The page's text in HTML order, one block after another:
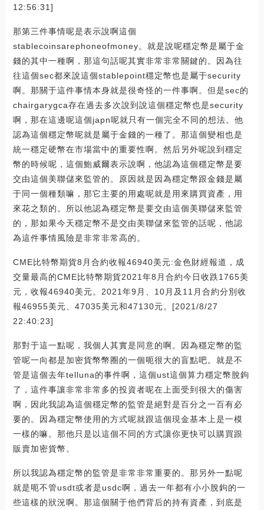
12:56:31]
那第三件事情呢是表示說啊這個
stablecoinsarephoneofmoney。就是說呢穩定幣是屬于金
錢的其中一種啊，那這句話呢其實非常非常關鍵的。因為往
往這個sec都來說這個stablepoint穩定幣也是屬于security
啊。那關于這件事情本身就是很奇怪的一件事啊。但是sec的
chairgarygca存在過去多次說到說這個穩定幣也是security
啊，那在這邊呢這個japn呢就只有一個完全不同的想法。他
認為這個穩定幣呢就是屬于金錢的一種了。那這個變相也是
統一穩定硬幣在市場當中的重要性啊。然后另外呢說到穩定
幣的時候呢，這個鮑威爾表示說啊，他認為這個穩定幣是要
交由這個美聯儲來監管的。原因就是因為穩定幣跟金錢是屬
于同一個種類嘛，那它主要的用處呢就是用來購買資產，用
來花之類的。所以他認為穩定幣是要交由這個美聯儲來監管
的，那如果今天穩定幣不是交由美聯儲來監管的話呢，他認
為這件事情風險是非常非常高的。
CME比特幣期貨8月合約收報46940美元:金色財經報道，成
交量最高的CME比特幣期貨2021年8月合約今日收跌1765美
元，收報46940美元。2021年9月、10月及11月合約分別收
報46955美元、47035美元和47130元。[2021/8/27
22:40:23]
那對于這一點呢，我個人其實是同意的啊。因為穩定幣的監
管呢一向都是加密貨幣幣圈的一個呃很大的盲點吧。就是不
管是這個去年telluna的事件啊，這個ust這個算力穩定幣脫鉤
了，這件事讓非常非常多的投資者呢在上面受到很大的傷害
啊，因此我認為這個穩定幣的監管是絕對是百分之一百有必
要的。因為穩定幣使用的方式呢就跟這個現金基本上是一模
一樣的嘛。那他只是以這個不同的方式讓你更快可以購買跟
販賣加密貨幣。
所以我認為穩定幣的監管是非常非常重要的。那另外一點呢
就是呃不管usdt或者是usdc啊，過去一年都有小小脫鉤的一
些這樣的狀況啊。那這個關于他們背后的持有資產，到底是